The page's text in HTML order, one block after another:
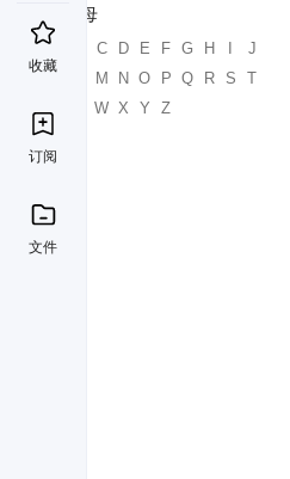
收藏
订阅
文件
首字母
C D E F G H
J
K
M N O P Q R S
T
W X Y Z